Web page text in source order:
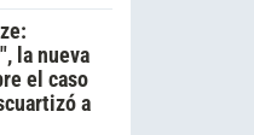
la nueva
el caso
a